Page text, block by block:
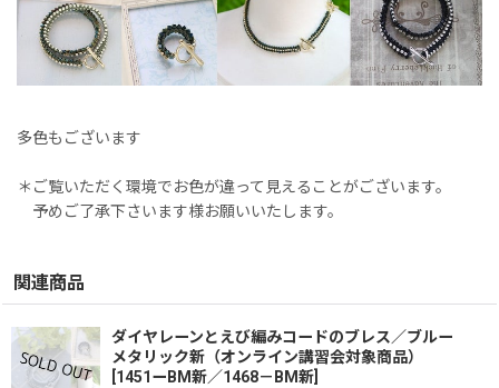
多色もございます
＊ご覧いただく環境でお色が違って見えることがございます。
予めご了承下さいます様お願いいたします。
関連商品
ダイヤレーンとえび編みコードのブレス／ブルー
メタリック新（オンライン講習会対象商品）
1451ーBM新／1468－BM新